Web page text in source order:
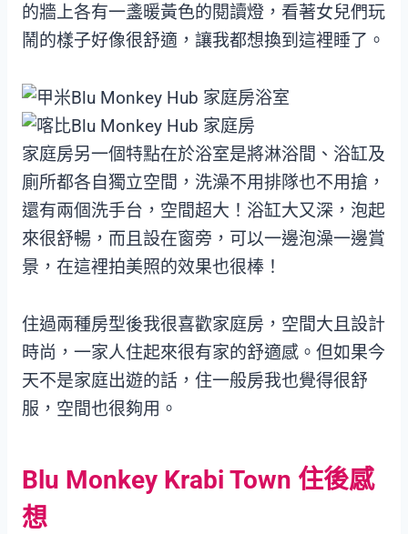
的牆上各有一盞暖黃色的閱讀燈，看著女兒們玩
鬧的樣子好像很舒適，讓我都想換到這裡睡了。
家庭房另一個特點在於浴室是將淋浴間、浴缸及
廁所都各自獨立空間，洗澡不用排隊也不用搶，
還有兩個洗手台，空間超大！浴缸大又深，泡起
來很舒暢，而且設在窗旁，可以一邊泡澡一邊賞
景，在這裡拍美照的效果也很棒！
住過兩種房型後我很喜歡家庭房，空間大且設計
時尚，一家人住起來很有家的舒適感。但如果今
天不是家庭出遊的話，住一般房我也覺得很舒
服，空間也很夠用。
Blu Monkey Krabi Town 住後感
想